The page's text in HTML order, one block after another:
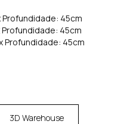
Profundidade: 45cm
Profundidade: 45cm
Profundidade: 45cm
3D Warehouse